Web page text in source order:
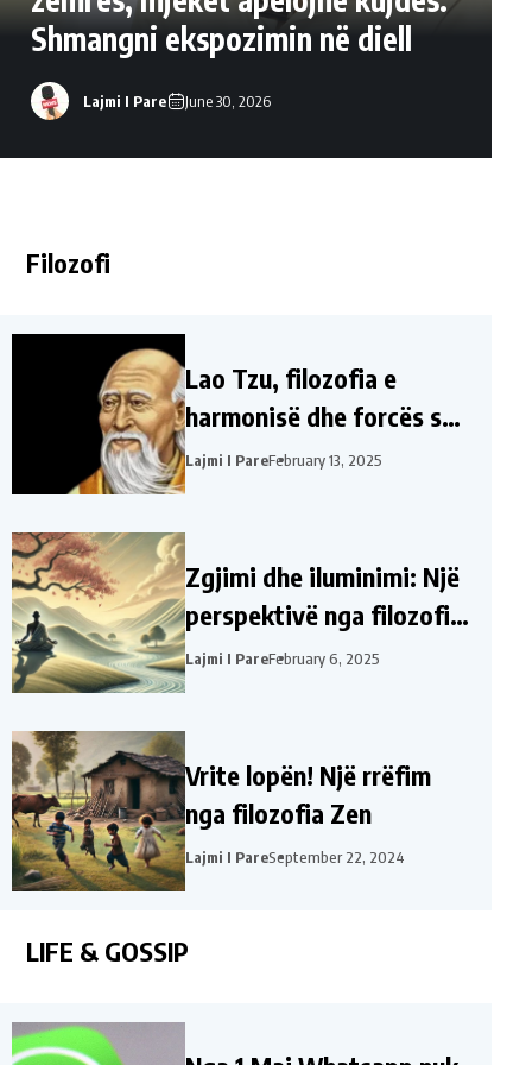
Shmangni ekspozimin në diell
Lajmi I Pare June 30, 2026
Filozofi
Lao Tzu, filozofia e
harmonisë dhe forcës së
jetës
Lajmi I PareFebruary 13, 2025
Zgjimi dhe iluminimi: Një
perspektivë nga filozofia
Zen për jetën
Lajmi I PareFebruary 6, 2025
Vrite lopën! Një rrëfim
nga filozofia Zen
Lajmi I PareSeptember 22, 2024
LIFE & GOSSIP